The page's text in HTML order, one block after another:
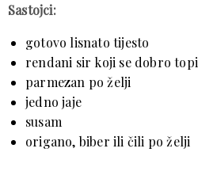
Sastojci:
gotovo lisnato tijesto
rendani sir koji se dobro topi
parmezan po želji
jedno jaje
susam
origano, biber ili čili po želji